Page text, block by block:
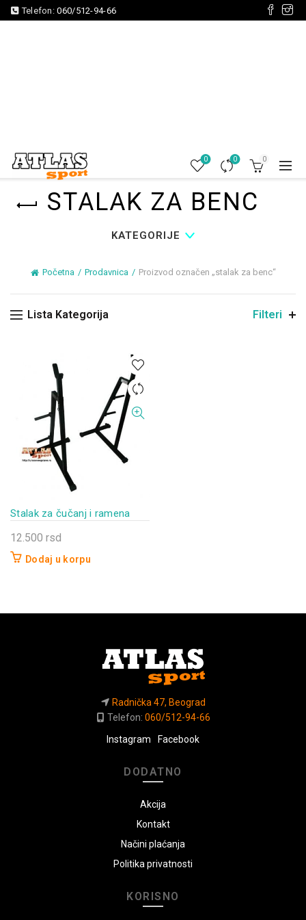
Telefon:060/512-94-66
0 0 0
STALAK ZA BENC
KATEGORIJE
Početna Prodavnica Proizvod označen „stalak za benc“
Lista Kategorija Filteri
Stalak za čučanj i ramena
12.500 rsd
Dodaj u korpu
Radnička 47, Beograd
Telefon: 060/512-94-66
Instagram
Facebook
DODATNO
Akcija
Kontakt
Načini plaćanja
Politika privatnosti
KORISNO